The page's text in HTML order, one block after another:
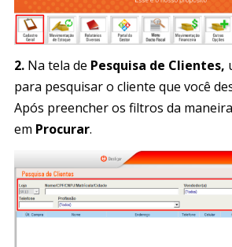
2. Na tela de Pesquisa de Clientes,
para pesquisar o cliente que você
Após preencher os filtros da
em Procurar.